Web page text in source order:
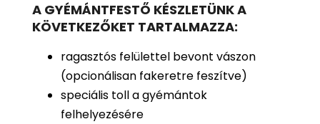
A GYÉMÁNTFESTŐ KÉSZLETÜNK A
KÖVETKEZŐKET TARTALMAZZA:
ragasztós felülettel bevont vászon
(opcionálisan fakeretre feszítve)
speciális toll a gyémántok
felhelyezésére